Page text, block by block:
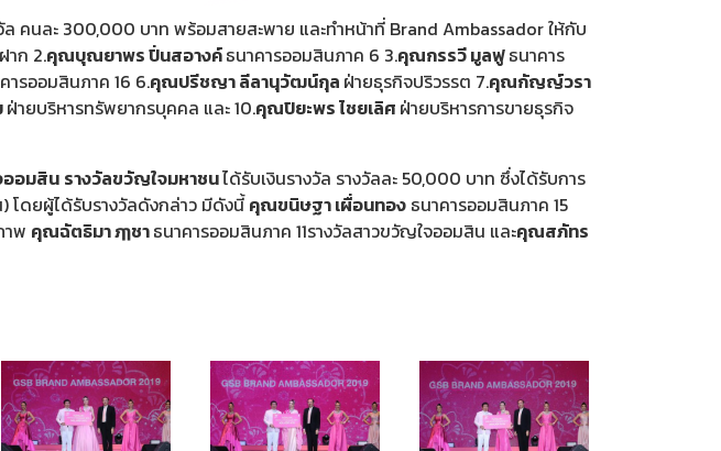
คนละ 300,000 บาท พร้อมสายสะพาย และทำหน้าที่ Brand Ambassador ให้กับ
าก 2.คุณบุณยาพร ปิ่นสอางค์ธนาคารออมสินภาค 6 3.คุณกรรวี มูลฟูธนาคาร
ารออมสินภาค 16 6.คุณปรีชญา ลีลานุวัฒน์กุล ฝ่ายธุรกิจปริวรรต 7.คุณกัญญ์วรา
ฝ่ายบริหารทรัพยากรบุคคล และ 10.คุณปิยะพร ไชยเลิศ ฝ่ายบริหารการขายธุรกิจ
ออมสิน รางวัลขวัญใจมหาชนได้รับเงินรางวัล รางวัลละ 50,000 บาท ซึ่งได้รับการ
ดยผู้ได้รับรางวัลดังกล่าว มีดังนี้คุณขนิษฐา เผื่อนทอง ธนาคารออมสินภาค 15
าพ คุณฉัตธิมา ฦๅชาธนาคารออมสินภาค 11รางวัลสาวขวัญใจออมสิน และคุณสภัทร